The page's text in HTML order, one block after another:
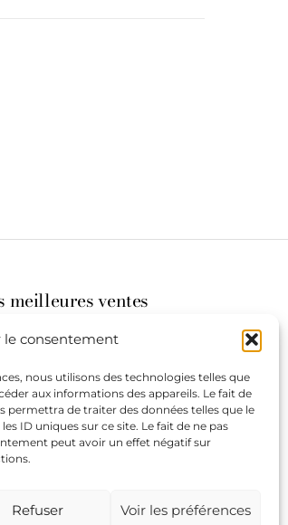
le consentement
nous utilisons des technologies telles que
aux informations des appareils. Le fait de
permettra de traiter des données telles que le
ID uniques sur ce site. Le fait de ne pas
peut avoir un effet négatif sur
Refuser Voir les préférences
meilleures ventes